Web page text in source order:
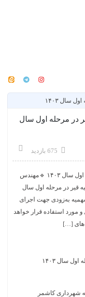
قیر شهرداری کاشمر در مرحله اول سال ۱۴۰۳ 🔹مهندس
اول سال
اجرای
خواهد